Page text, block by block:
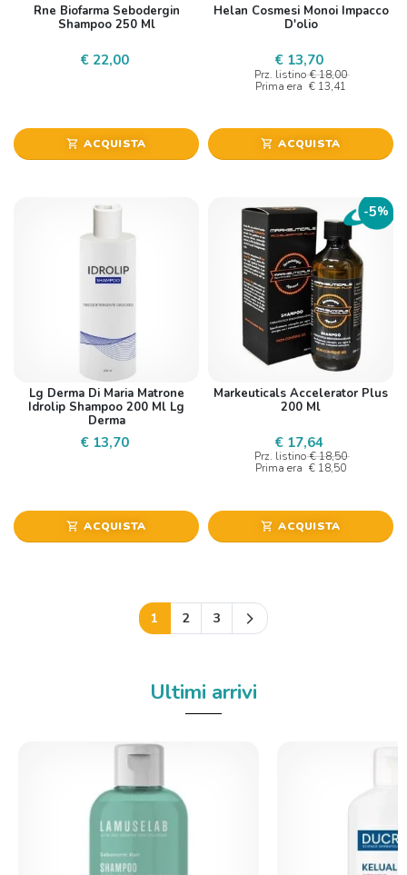
Rne Biofarma Sebodergin
Shampoo 250 Ml
€ 22,00
shopping_cart ACQUISTA
Helan Cosmesi Monoi Impacco
D'olio
€ 13,70
Prz. listino € 18,00
Prima era € 13,41
shopping_cart ACQUISTA
Lg Derma Di Maria Matrone
Idrolip Shampoo 200 Ml Lg
Derma
€ 13,70
shopping_cart ACQUISTA
-5%
Markeuticals Accelerator Plus
200 Ml
€ 17,64
Prz. listino € 18,50
Prima era € 18,50
shopping_cart ACQUISTA
1 2 3 arrow_forward_ios Successivo
Ultimi arrivi